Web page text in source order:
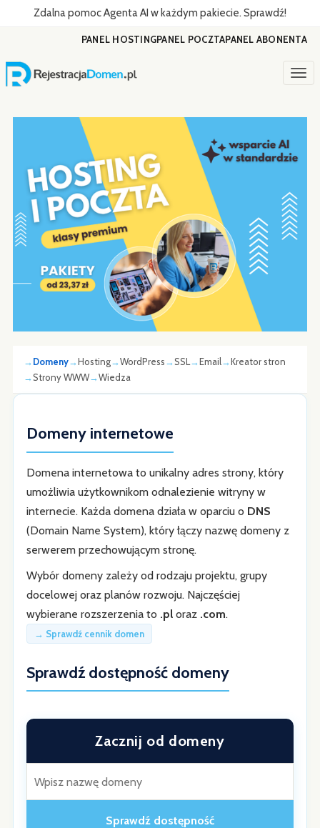
Zdalna pomoc Agenta AI w każdym pakiecie. Sprawdź!
PANEL HOSTINGPANEL POCZTAPANEL ABONENTA
Domeny Hosting WordPress SSL Email
Kreator stron
Strony WWW
Wiedza
Domeny internetowe
Domena internetowa to unikalny adres strony, który
umożliwia użytkownikom odnalezienie witryny w
internecie. Każda domena działa w oparciu o DNS
(Domain Name System), który łączy nazwę domeny z
serwerem przechowującym stronę.
Wybór domeny zależy od rodzaju projektu, grupy
docelowej oraz planów rozwoju. Najczęściej
wybierane rozszerzenia to .pl oraz .com.
→ Sprawdź cennik domen
Sprawdź dostępność domeny
Zacznij od domeny
Sprawdź dostępność